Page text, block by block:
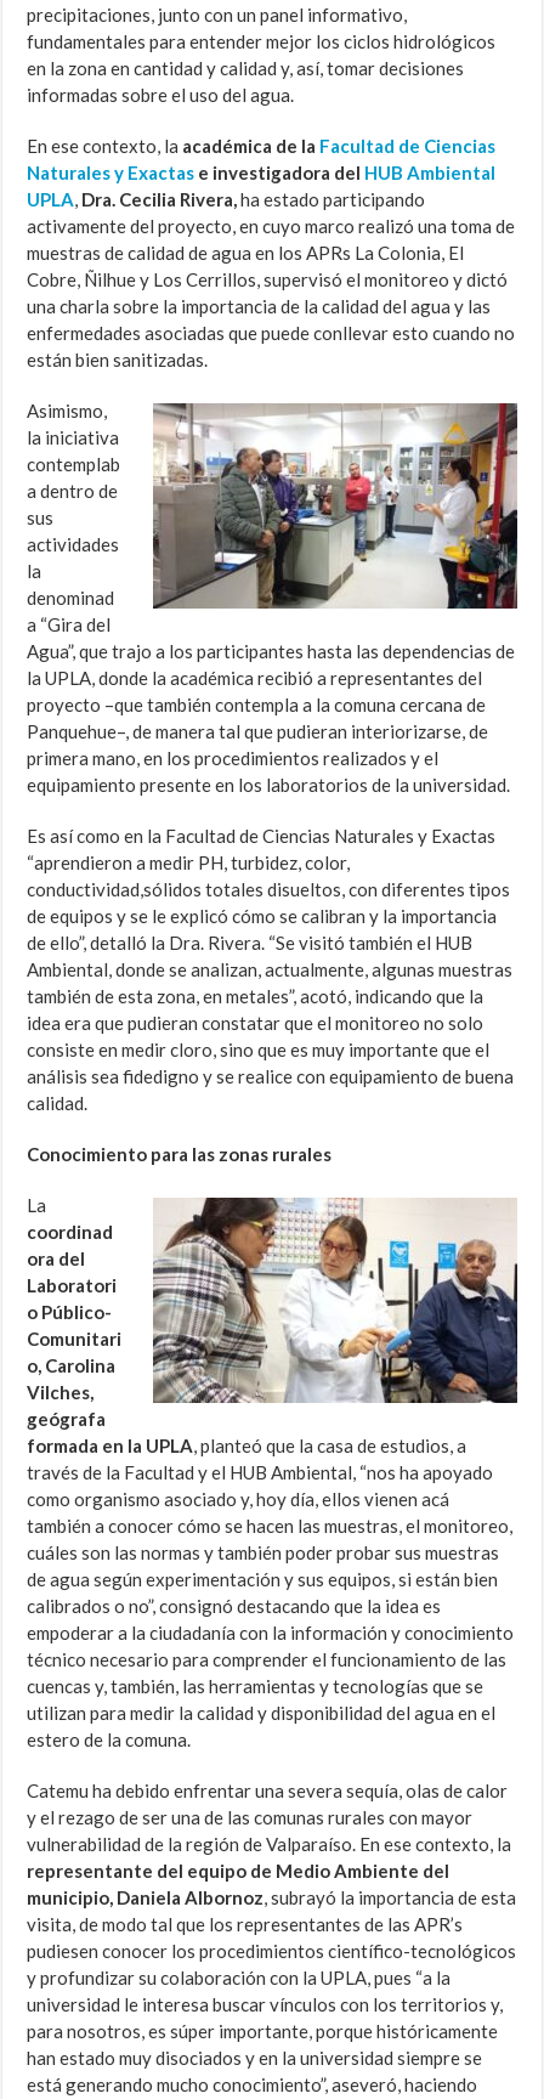
precipitaciones, junto con un panel informativo,
fundamentales para entender mejor los ciclos hidrológicos
en la zona en cantidad y calidad y, así, tomar decisiones
informadas sobre el uso del agua.
En ese contexto, la académica de la Facultad de Ciencias
Naturales y Exactas e investigadora del HUB Ambiental
UPLA, Dra. Cecilia Rivera,ha estado participando
activamente del proyecto, en cuyo marco realizó una toma de
muestras de calidad de agua en los APRs La Colonia, El
Cobre, Ñilhue y Los Cerrillos, supervisó el monitoreo y dictó
una charla sobre la importancia de la calidad del agua y las
enfermedades asociadas que puede conllevar esto cuando no
están bien sanitizadas.
Asimismo,
la iniciativa
contemplab
a dentro de
sus
actividades
la
denominad
a “Gira del
Agua”, que trajo a los participantes hasta las dependencias de
la UPLA, donde la académica recibió a representantes del
proyecto –que también contempla a la comuna cercana de
Panquehue–, de manera tal que pudieran interiorizarse, de
primera mano, en los procedimientos realizados y el
equipamiento presente en los laboratorios de la universidad.
Es así como en la Facultad de Ciencias Naturales y Exactas
“aprendieron a medir PH, turbidez, color,
conductividad,sólidos totales disueltos, con diferentes tipos
de equipos y se le explicó cómo se calibran y la importancia
de ello”, detalló la Dra. Rivera. “Se visitó también el HUB
Ambiental, donde se analizan, actualmente, algunas muestras
también de esta zona, en metales”, acotó, indicando que la
idea era que pudieran constatar que el monitoreo no solo
consiste en medir cloro, sino que es muy importante que el
análisis sea fidedigno y se realice con equipamiento de buena
calidad.
Conocimiento para las zonas rurales
La
coordinad
ora del
Laboratori
o Público-
Comunitari
o, Carolina
Vilches,
geógrafa
formada en la UPLA, planteó que la casa de estudios, a
través de la Facultad y el HUB Ambiental, “nos ha apoyado
como organismo asociado y, hoy día, ellos vienen acá
también a conocer cómo se hacen las muestras, el monitoreo,
cuáles son las normas y también poder probar sus muestras
de agua según experimentación y sus equipos, si están bien
calibrados o no”, consignó destacando que la idea es
empoderar a la ciudadanía con la información y conocimiento
técnico necesario para comprender el funcionamiento de las
cuencas y, también, las herramientas y tecnologías que se
utilizan para medir la calidad y disponibilidad del agua en el
estero de la comuna.
Catemu ha debido enfrentar una severa sequía, olas de calor
y el rezago de ser una de las comunas rurales con mayor
vulnerabilidad de la región de Valparaíso. En ese contexto, la
representante del equipo de Medio Ambiente del
municipio, Daniela Albornoz, subrayó la importancia de esta
visita, de modo tal que los representantes de las APR’s
pudiesen conocer los procedimientos científico-tecnológicos
y profundizar su colaboración con la UPLA, pues “a la
universidad le interesa buscar vínculos con los territorios y,
para nosotros, es súper importante, porque históricamente
han estado muy disociados y en la universidad siempre se
está generando mucho conocimiento”, aseveró, haciendo